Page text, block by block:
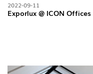
2022-09-11
Exporlux @ ICON Offices